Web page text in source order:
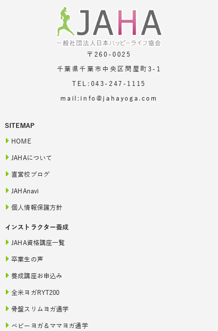
〒260-0025
千葉県千葉市中央区問屋町3-1
TEL:043-247-1115
mail:info@jahayoga.com
SITEMAP
HOME
JAHAについて
直営校ブログ
JAHAnavi
個人情報保護方針
インストラクター養成
JAHA資格講座一覧
卒業生の声
養成講座お申込み
全米ヨガRYT200
骨盤スリムヨガ通学
ベビーヨガ＆ママヨガ通学